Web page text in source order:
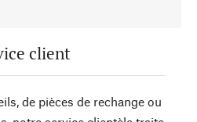
client
de pièces de rechange ou